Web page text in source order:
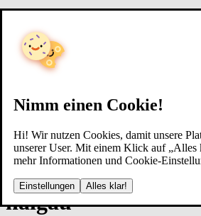
Nimm einen Cookie!
Hi! Wir nutzen Cookies, damit unsere
unserer User. Mit einem Klick auf „Alles
mehr Informationen und Cookie-
Einstellungen Alles klar!
Sun­day He­ro:
hal­gau